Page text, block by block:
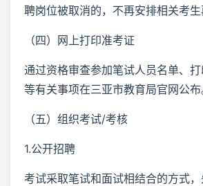
聘岗位被取消的，不再安排相关考生
（四）网上打印准考证
通过资格审查参加笔试人员名单、
等有关事项在三亚市教育局官网公布
（五）组织考试/考核
1.公开招聘
考试采取笔试和面试相结合的方式